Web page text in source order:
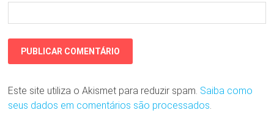
Este site utiliza o Akismet para reduzir spam. Saiba como
seus dados em comentários são processados.